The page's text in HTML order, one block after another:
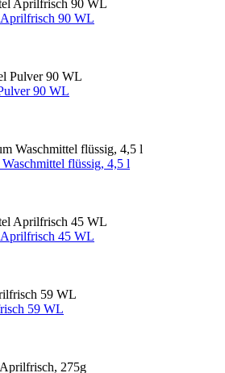
90 WL
90 WL
flüssig, 4,5 l
45 WL
59 WL